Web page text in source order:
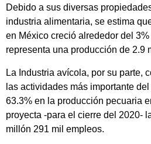
Debido a sus diversas
industria alimentaria, se estima
en México creció alrededor del
representa una producción de 2.9
La Industria avícola, por su parte,
las actividades más importante
63.3% en la producción pecuaria
proyecta -para el cierre del 2020-
millón 291 mil empleos.